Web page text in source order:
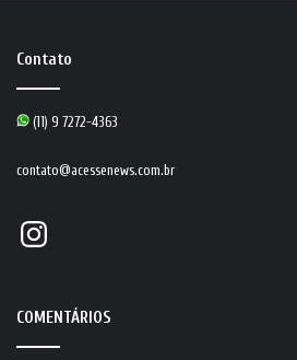
Contato
(11) 9 7272-4363
contato@acessenews.com.br
Instagram
COMENTÁRIOS